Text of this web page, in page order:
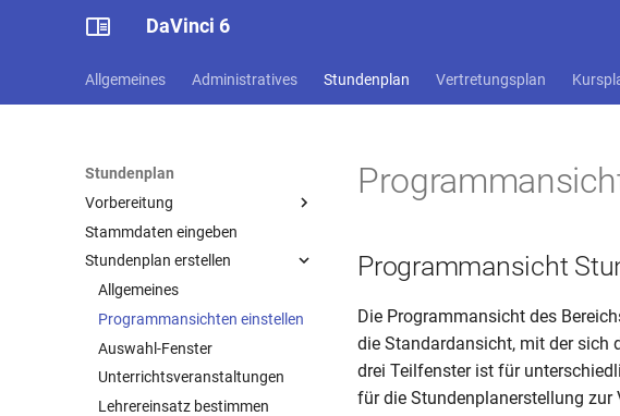
DaVinci 6
Allgemeines Administratives Stundenplan Vertretungsplan
Stundenplan
Vorbereitung
Erste Schritte
Mit Listen arbeiten
Zeitvorgaben
Schlüsselverzeichnisse
DaVinci Optionen
Stammdaten eingeben
Stundenplan erstellen
Allgemeines
Programmansichten einstellen
Auswahl-Fenster
Unterrichtsveranstaltungen
Lehrereinsatz bestimmen
Programmansicht
Die Programmansicht des
die Standardansicht, mit der sich
drei Teilfenster ist für
für die Stundenplanerstellung zur